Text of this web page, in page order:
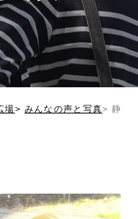
場 みんなの声と写真 静岡